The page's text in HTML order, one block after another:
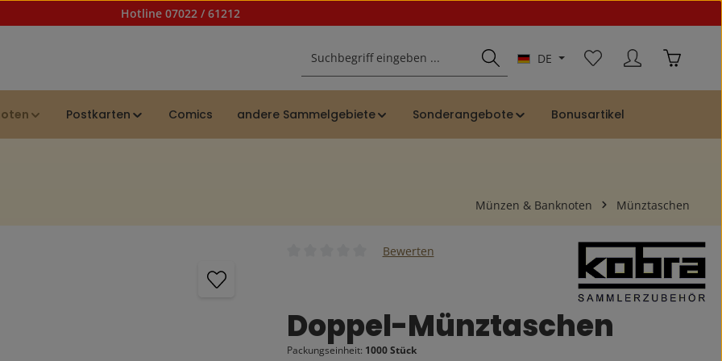
Hotline 07022 / 61212
DE
Du hast 0 Produkte auf
Postkarten Comics andere Sammelgebiete Sonderangebote Bonusartikel
Münzen & Banknoten Münztaschen
Bewerten
Doppel-Münztaschen
Packungseinheit: 1000 Stück